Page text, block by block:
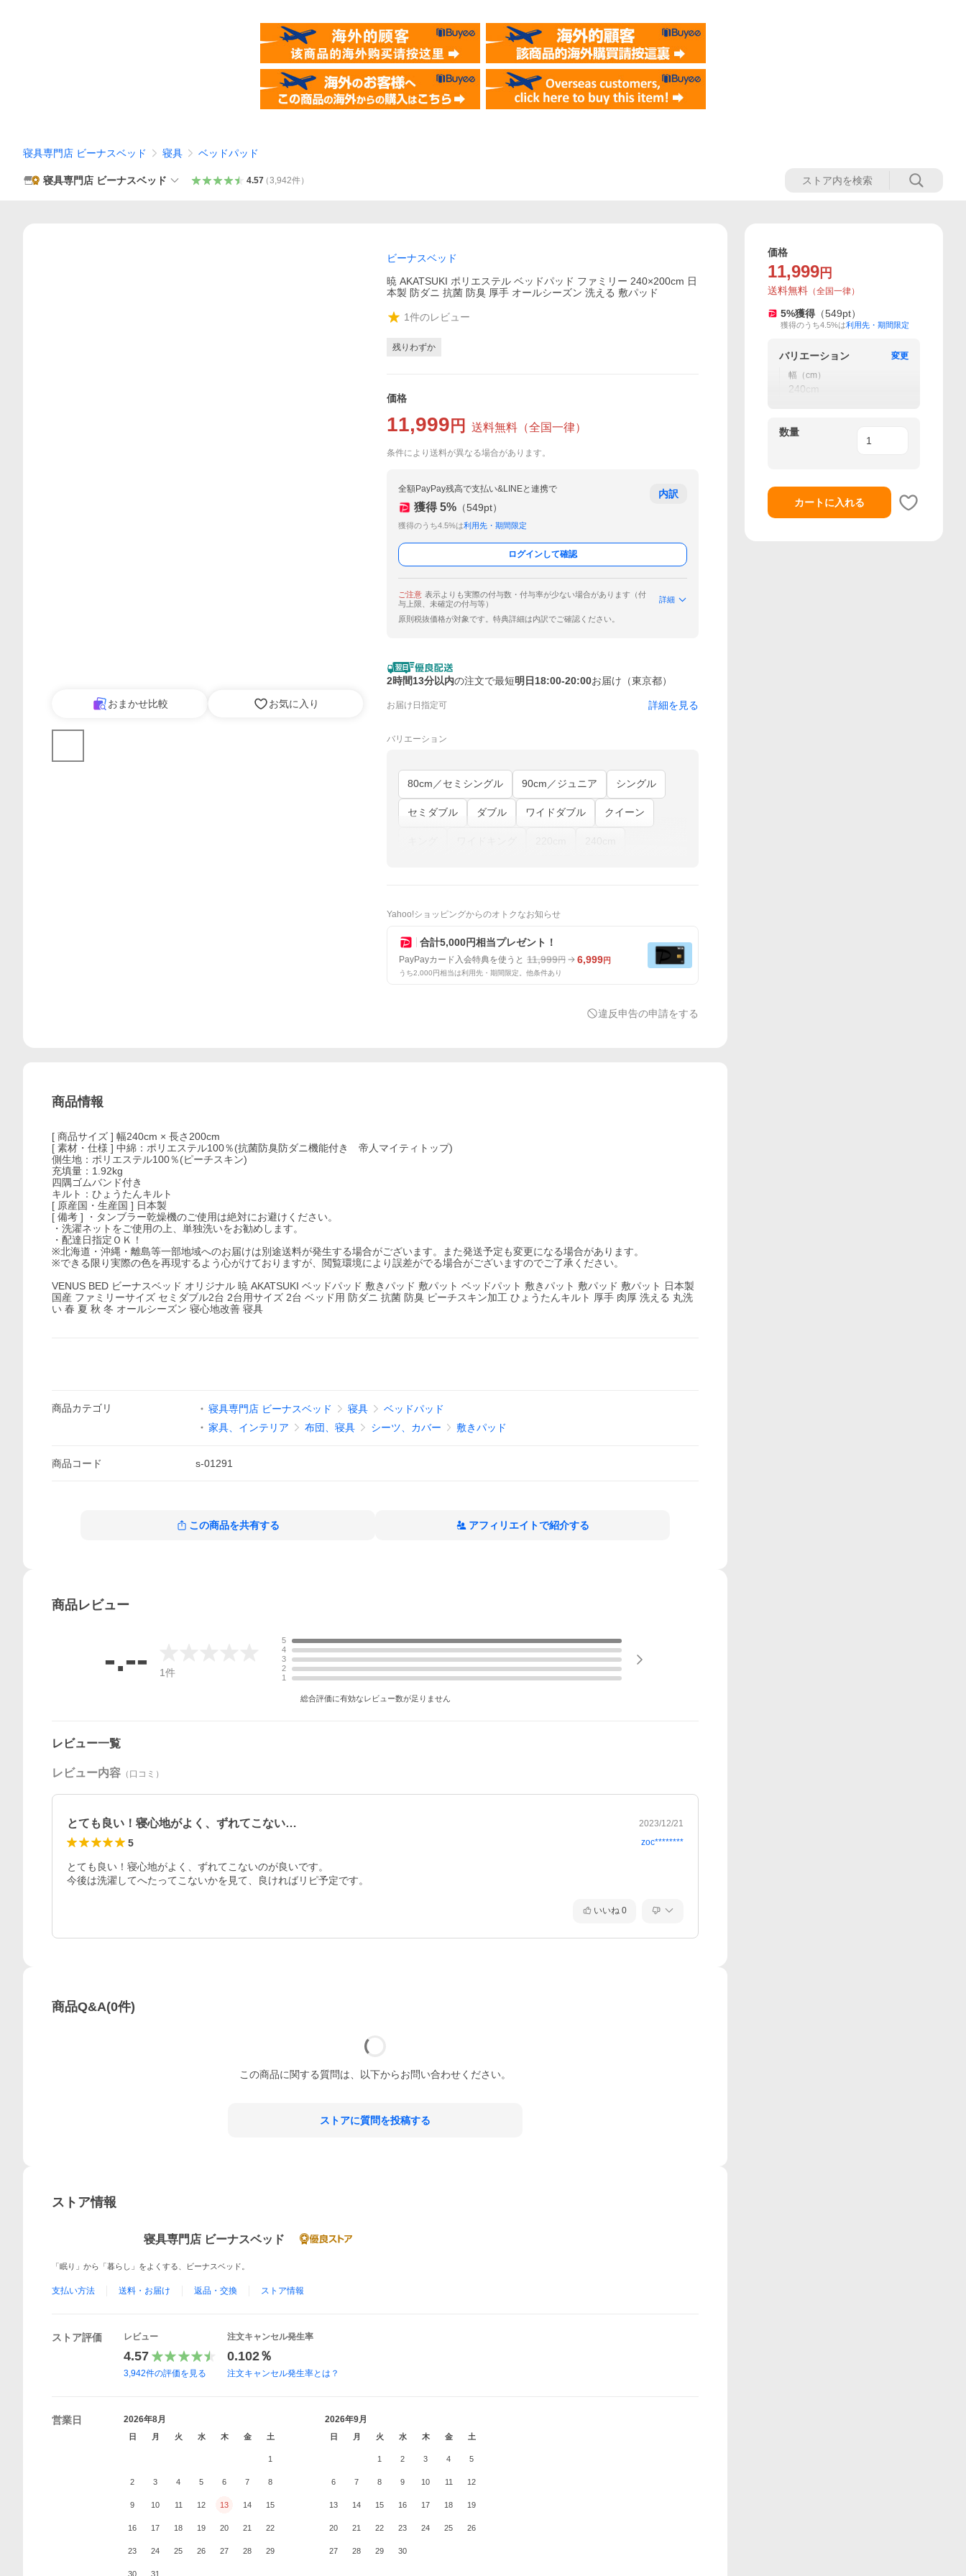
寝具専門店 ビーナスベッド 寝具 ベッドパッド
寝具専門店 ビーナスベッド 4.57（3,942件）
おまかせ比較 お気に入り
ビーナスベッド
暁 AKATSUKI ポリエステル ベッドパッド ファミリー 240×200cm 日
本製 防ダニ 抗菌 防臭 厚手 オールシーズン 洗える 敷パッド
1件のレビュー
残りわずか
価格
11,999 円 送料無料 （全国一律）
条件により送料が異なる場合があります。
全額PayPay残高で支払い&LINEと連携で
獲得 5% （549pt）
獲得のうち4.5%は利用先・期間限定
内訳
ログインして確認
ご注意 表示よりも実際の付与数・付与率が少ない場合があります（付
与上限、未確定の付与等）
詳細
原則税抜価格が対象です。特典詳細は内訳でご確認ください。
2時間13分以内の注文で最短明日18:00-20:00お届け（東京都）
お届け日指定可 詳細を見る
バリエーション
80cm／セミシングル 90cm／ジュニア シングル
セミダブル ダブル ワイドダブル クイーン
Yahoo!ショッピングからのオトクなお知らせ
合計5,000円相当プレゼント！
PayPayカード入会特典を使うと 11,999円 6,999円
うち2,000円相当は利用先・期間限定。他条件あり
違反申告の申請をする
商品情報
[ 商品サイズ ] 幅240cm × 長さ200cm
[ 素材・仕様 ] 中綿：ポリエステル100％(抗菌防臭防ダニ機能付き 帝人マイティトップ)
側生地：ポリエステル100％(ピーチスキン)
充填量：1.92kg
四隅ゴムバンド付き
キルト：ひょうたんキルト
[ 原産国・生産国 ] 日本製
[ 備考 ] ・タンブラー乾燥機のご使用は絶対にお避けください。
・洗濯ネットをご使用の上、単独洗いをお勧めします。
・配達日指定ＯＫ！
※北海道・沖縄・離島等一部地域へのお届けは別途送料が発生する場合がございます。また発送予定も変更になる場合があります。
※できる限り実際の色を再現するよう心がけておりますが、閲覧環境により誤差がでる場合がございますのでご了承ください。
VENUS BED ビーナスベッド オリジナル 暁 AKATSUKI ベッドパッド 敷きパッド 敷パット ベッドパット 敷きパット 敷パッド 敷パット 日本製
国産 ファミリーサイズ セミダブル2台 2台用サイズ 2台 ベッド用 防ダニ 抗菌 防臭 ピーチスキン加工 ひょうたんキルト 厚手 肉厚 洗える 丸洗
い 春 夏 秋 冬 オールシーズン 寝心地改善 寝具
商品カテゴリ 寝具専門店 ビーナスベッド 寝具
ベッドパッド
家具、インテリア
布団、寝具 シーツ、カバー 敷きパッド
商品コード s-01291
この商品を共有する アフィリエイトで紹介する
商品レビュー
-.-- 1件
5
4
3
2
1
総合評価に有効なレビュー数が足りません
レビュー一覧
レビュー内容 （口コミ）
とても良い！寝心地がよく、ずれてこない… 2023/12/21
5 zoc********
とても良い！寝心地がよく、ずれてこないのが良いです。
今後は洗濯してへたってこないかを見て、良ければリピ予定です。
いいね 0
商品Q&A(0件)
この商品に関する質問は、以下からお問い合わせください。
ストアに質問を投稿する
ストア情報
寝具専門店 ビーナスベッド
「眠り」から「暮らし」をよくする、ビーナスベッド。
支払い方法 送料・お届け 返品・交換 ストア情報
ストア評価 レビュー
4.57
3,942件の評価を見る
注文キャンセル発生率
0.102％
注文キャンセル発生率とは？
営業日 2026年8月
日 月 火 水 木 金 土
1
2 3 4 5 6 7 8
9 10 11 12 13 14 15
16 17 18 19 20 21 22
23 24 25 26 27 28 29
30 31
2026年9月
日 月 火 水 木 金 土
1 2 3 4 5
6 7 8 9 10 11 12
13 14 15 16 17 18 19
20 21 22 23 24 25 26
27 28 29 30
価格
11,999 円
送料無料 （全国一律）
5%獲得 （549pt）
獲得のうち4.5%は利用先・期間限定
バリエーション
変更
幅（cm）
240cm
数量
カートに入れる